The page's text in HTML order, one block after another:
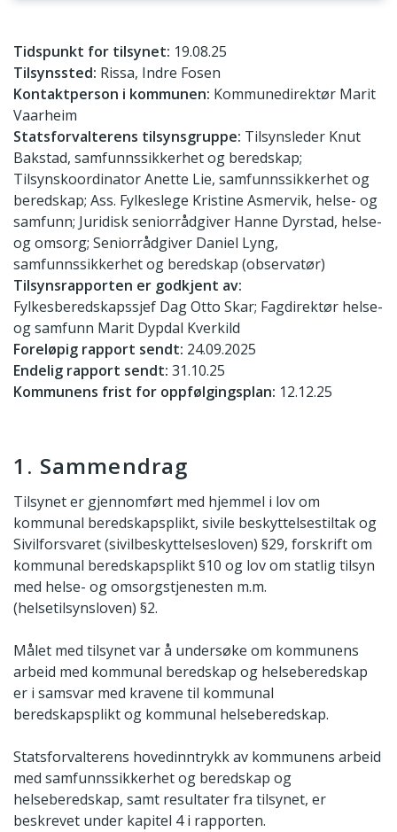
Tidspunkt for tilsynet: 19.08.25
Tilsynssted: Rissa, Indre Fosen
Kontaktperson i kommunen: Kommunedirektør Marit
Vaarheim
Statsforvalterens tilsynsgruppe: Tilsynsleder Knut
Bakstad, samfunnssikkerhet og beredskap;
Tilsynskoordinator Anette Lie, samfunnssikkerhet og
beredskap; Ass. Fylkeslege Kristine Asmervik, helse- og
samfunn; Juridisk seniorrådgiver Hanne Dyrstad, helse-
og omsorg; Seniorrådgiver Daniel Lyng,
samfunnssikkerhet og beredskap (observatør)
Tilsynsrapporten er godkjent av:
Fylkesberedskapssjef Dag Otto Skar; Fagdirektør helse-
og samfunn Marit Dypdal Kverkild
Foreløpig rapport sendt: 24.09.2025
Endelig rapport sendt: 31.10.25
Kommunens frist for oppfølgingsplan: 12.12.25
1. Sammendrag
Tilsynet er gjennomført med hjemmel i lov om
kommunal beredskapsplikt, sivile beskyttelsestiltak og
Sivilforsvaret (sivilbeskyttelsesloven) §29, forskrift om
kommunal beredskapsplikt §10 og lov om statlig tilsyn
med helse- og omsorgstjenesten m.m.
(helsetilsynsloven) §2.
Målet med tilsynet var å undersøke om kommunens
arbeid med kommunal beredskap og helseberedskap
er i samsvar med kravene til kommunal
beredskapsplikt og kommunal helseberedskap.
Statsforvalterens hovedinntrykk av kommunens arbeid
med samfunnssikkerhet og beredskap og
helseberedskap, samt resultater fra tilsynet, er
beskrevet under kapitel 4 i rapporten.